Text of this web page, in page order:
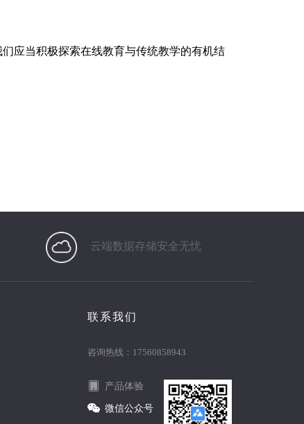
应当积极探索在线教育与传统教学的有机结
云端数据存储安全无忧
联系我们
咨询热线：17560858943
产品体验
微信公众号